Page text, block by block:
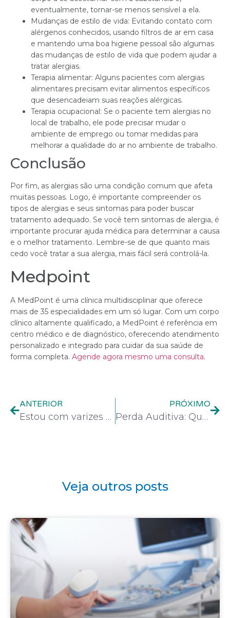
eventualmente, tornar-se menos sensível a ela.
Mudanças de estilo de vida: Evitando contato com
alérgenos conhecidos, usando filtros de ar em casa
e mantendo uma boa higiene pessoal são algumas
das mudanças de estilo de vida que podem ajudar a
tratar alergias.
Terapia alimentar: Alguns pacientes com alergias
alimentares precisam evitar alimentos específicos
que desencadeiam suas reações alérgicas.
Terapia ocupacional: Se o paciente tem alergias no
local de trabalho, ele pode precisar mudar o
ambiente de emprego ou tomar medidas para
melhorar a qualidade do ar no ambiente de trabalho.
Conclusão
Por fim, as alergias são uma condição comum que afeta
muitas pessoas. Logo, é importante compreender os
tipos de alergias e seus sintomas para poder buscar
tratamento adequado. Se você tem sintomas de alergia, é
importante procurar ajuda médica para determinar a causa
e o melhor tratamento. Lembre-se de que quanto mais
cedo você tratar a sua alergia, mais fácil será controlá-la.
Medpoint
A MedPoint é uma clínica multidisciplinar que oferece
mais de 35 especialidades em um só lugar. Com um corpo
clínico altamente qualificado, a MedPoint é referência em
centro médico e de diagnóstico, oferecendo atendimento
personalizado e integrado para cuidar da sua saúde de
forma completa. Agende agora mesmo uma consulta.
ANTERIOR
Estou com varizes e agora ? Saiba como ela é causada e como funciona o tratamento
PRÓXIMO
Perda Auditiva: Quando a Comunicação se Torna um Desafio
Veja outros posts